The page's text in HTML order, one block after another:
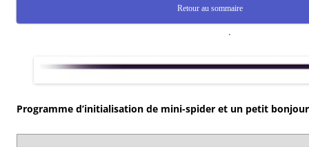
Retour au sommaire
.
Programme d’initialisation de mini-spider et un petit